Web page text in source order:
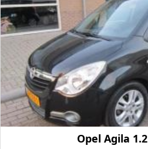
Opel Agila